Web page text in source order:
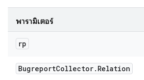
พารามิเตอร์
rp
BugreportCollector. Relation